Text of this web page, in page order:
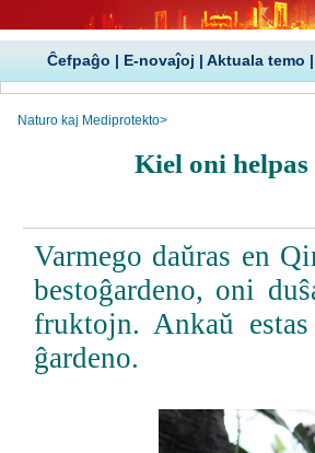
Ĉefpaĝo | E-novaĵoj | Aktuala temo |
Naturo kaj Mediprotekto>
Kiel oni
Varmego daŭras en
bestoĝardeno, oni
fruktojn. Ankaŭ
ĝardeno.